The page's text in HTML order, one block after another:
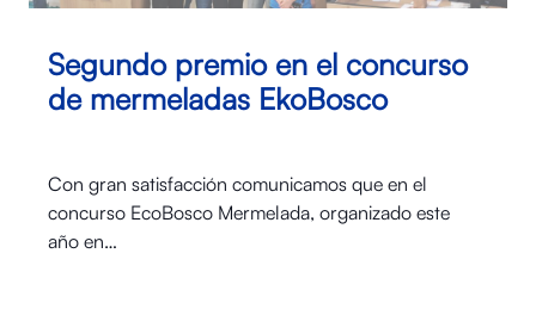
Segundo premio en el concurso
de mermeladas EkoBosco
Con gran satisfacción comunicamos que en el
concurso EcoBosco Mermelada, organizado este
año en…